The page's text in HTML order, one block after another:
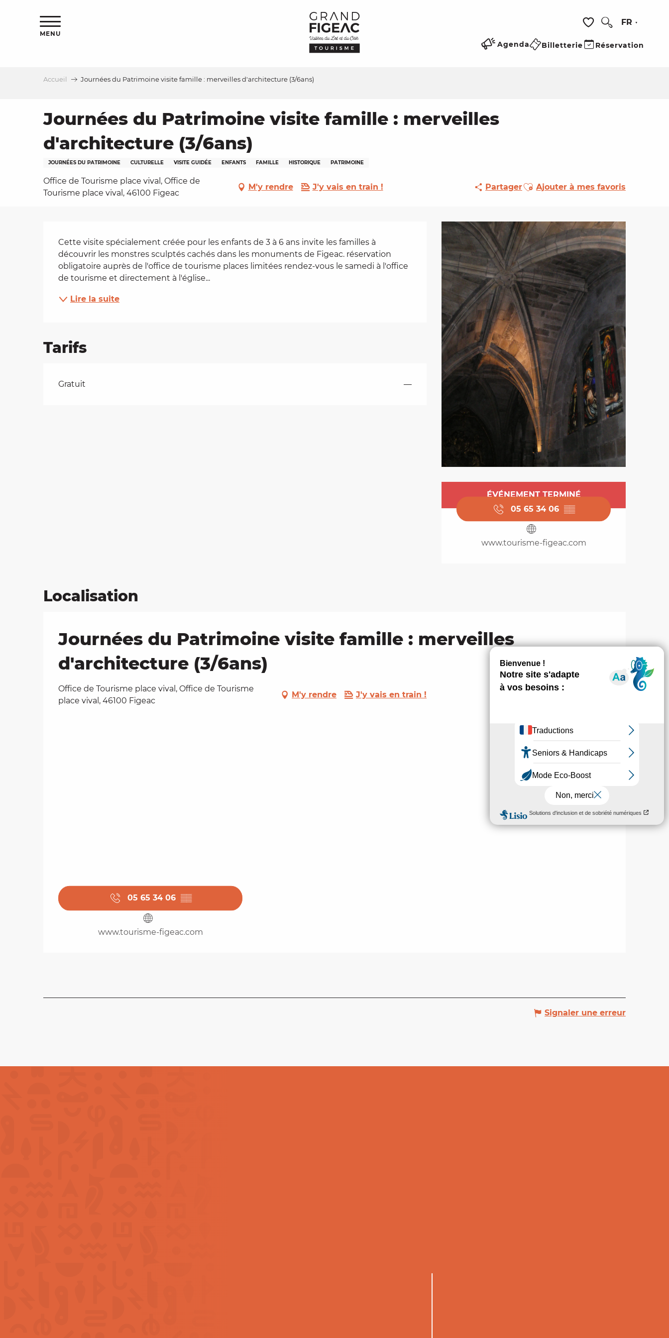
Voir les favoris
FR
MENU
Agenda Billetterie Réservation
Accueil Journées du Patrimoine visite famille : merveilles d'architecture (3/6ans)
Journées du Patrimoine visite famille : merveilles
d'architecture (3/6ans)
JOURNÉES DU PATRIMOINE CULTURELLE VISITE GUIDÉE ENFANTS FAMILLE HISTORIQUE PATRIMOINE
Office de Tourisme place vival, Office de
Tourisme place vival, 46100 Figeac
M'y rendre J'y vais en train ! PartagerAjouter aux favoris
Ajouter à mes favoris
Ouverture et
ÉVÉNEMENT TERMINÉ
05 65 34 06 ▒▒
www.tourisme-figeac.com
Description
Cette visite spécialement créée pour les enfants de 3 à 6 ans invite les familles à
découvrir les monstres sculptés cachés dans les monuments de Figeac. réservation
obligatoire auprès de l'office de tourisme places limitées rendez-vous le samedi à l'office
de tourisme et directement à l'église...
Lire la suite
Tarifs
Tarifs 2026
Gratuit —
Localisation
Journées du Patrimoine visite famille : merveilles
d'architecture (3/6ans)
Office de Tourisme place vival, Office de Tourisme
place vival, 46100 Figeac
M'y rendre J'y vais en train !
05 65 34 06 ▒▒
www.tourisme-figeac.com
Signaler une erreur